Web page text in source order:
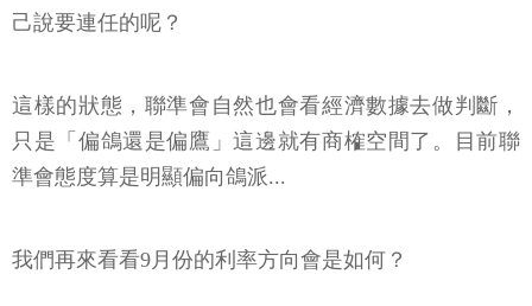
己說要連任的呢？
這樣的狀態，聯準會自然也會看經濟數據去做判斷，
只是「偏鴿還是偏鷹」這邊就有商榷空間了。目前聯
準會態度算是明顯偏向鴿派...
我們再來看看9月份的利率方向會是如何？